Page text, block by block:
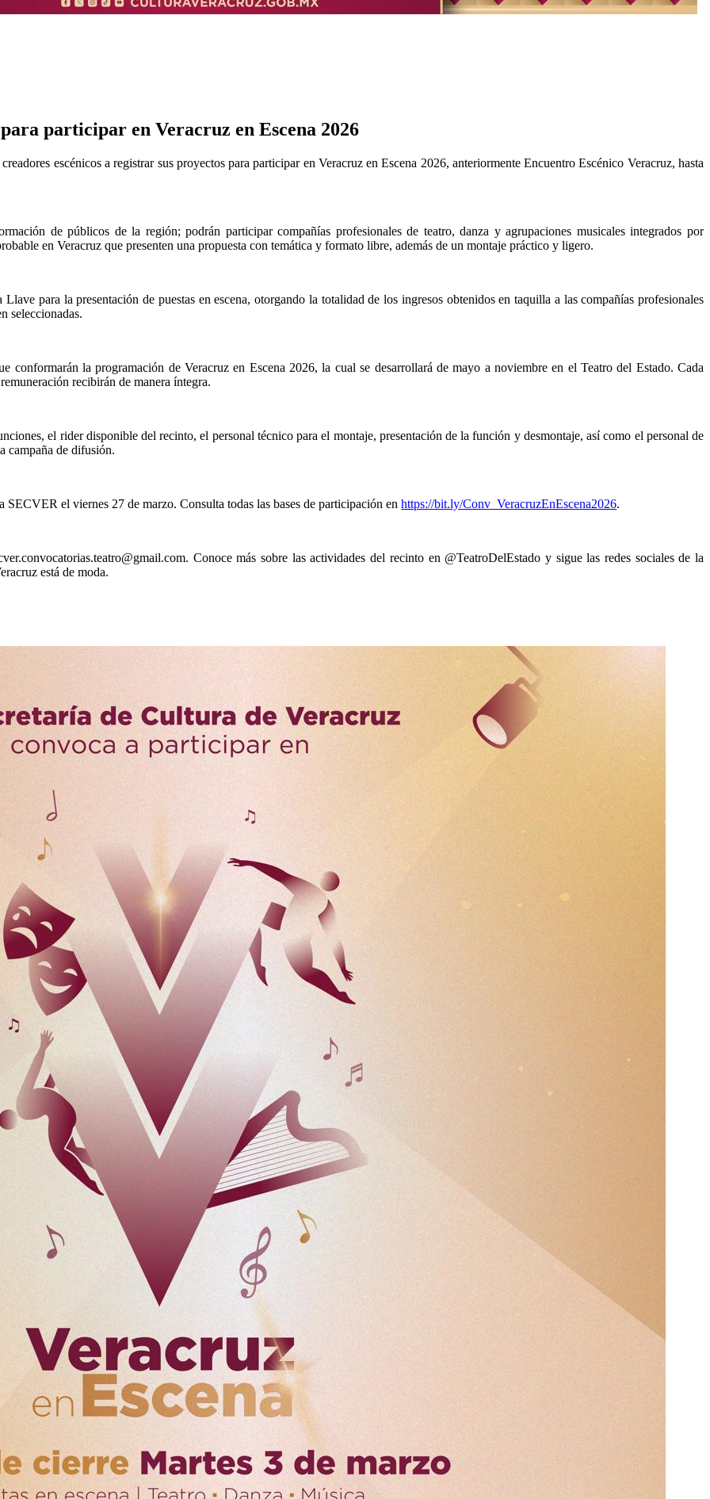
participar en Veracruz en Escena 2026
escénicos a registrar sus proyectos para participar en Veracruz en Escena 2026, anteriormente Encuentro Escénico Veracruz, hasta
de públicos de la región; podrán participar compañías profesionales de teatro, danza y agrupaciones musicales integrados por
en Veracruz que presenten una propuesta con temática y formato libre, además de un montaje práctico y ligero.
para la presentación de puestas en escena, otorgando la totalidad de los ingresos obtenidos en taquilla a las compañías profesionales
seleccionadas.
conformarán la programación de Veracruz en Escena 2026, la cual se desarrollará de mayo a noviembre en el Teatro del Estado. Cada
recibirán de manera íntegra.
el rider disponible del recinto, el personal técnico para el montaje, presentación de la función y desmontaje, así como el personal de
campaña de difusión.
SECVER el viernes 27 de marzo. Consulta todas las bases de participación enhttps://bit.ly/Conv_VeracruzEnEscena2026.
Conoce más sobre las actividades del recinto en @TeatroDelEstado y sigue las redes sociales de la
está de moda.